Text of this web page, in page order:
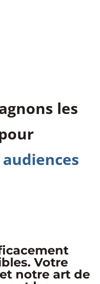
les
Votre
notre art de